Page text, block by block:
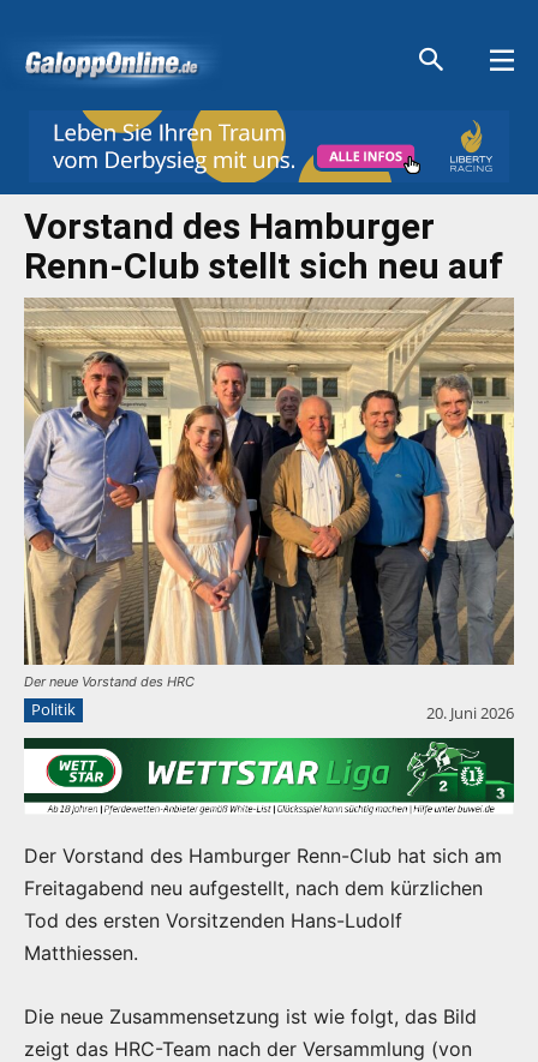
Vorstand des Hamburger
Renn-Club stellt sich neu auf
Der neue Vorstand des HRC
Politik 20. Juni 2026
Der Vorstand des Hamburger Renn-Club hat sich am
Freitagabend neu aufgestellt, nach dem kürzlichen
Tod des ersten Vorsitzenden Hans-Ludolf
Matthiessen.
Die neue Zusammensetzung ist wie folgt, das Bild
zeigt das HRC-Team nach der Versammlung (von